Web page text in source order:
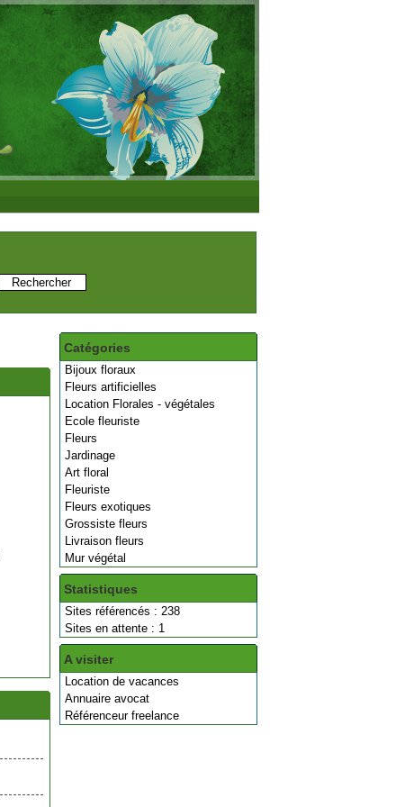
Catégories
Bijoux floraux
Fleurs artificielles
Location Florales - végétales
Ecole fleuriste
Fleurs
Jardinage
Art floral
Fleuriste
Fleurs exotiques
Grossiste fleurs
Livraison fleurs
Mur végétal
Statistiques
Sites référencés : 238
Sites en attente : 1
A visiter
Location de vacances
Annuaire avocat
Référenceur freelance